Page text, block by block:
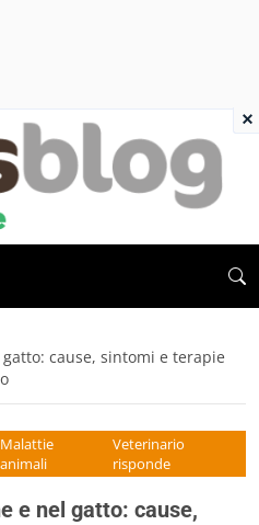
cause, sintomi e terapie
Malattie
animali
Veterinario
risponde
e nel gatto: cause,
×